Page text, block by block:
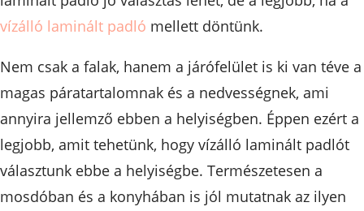
vízálló laminált padló mellett döntünk.
Nem csak a falak, hanem a járófelület is ki van téve a
magas páratartalomnak és a nedvességnek, ami
annyira jellemző ebben a helyiségben. Éppen ezért a
legjobb, amit tehetünk, hogy vízálló laminált padlót
választunk ebbe a helyiségbe. Természetesen a
mosdóban és a konyhában is jól mutatnak az ilyen